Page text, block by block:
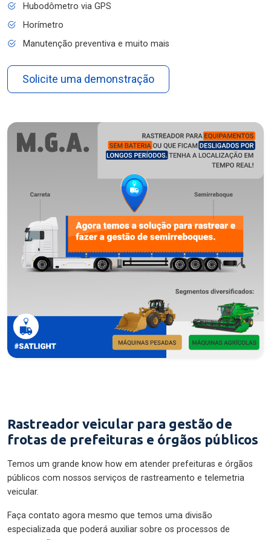
Hubodômetro via GPS
Horímetro
Manutenção preventiva e muito mais
Solicite uma demonstração
Rastreador veicular para gestão de
frotas de prefeituras e órgãos públicos
Temos um grande know how em atender prefeituras e órgãos
públicos com nossos serviços de rastreamento e telemetria
veicular.
Faça contato agora mesmo que temos uma divisão
especializada que poderá auxiliar sobre os processos de